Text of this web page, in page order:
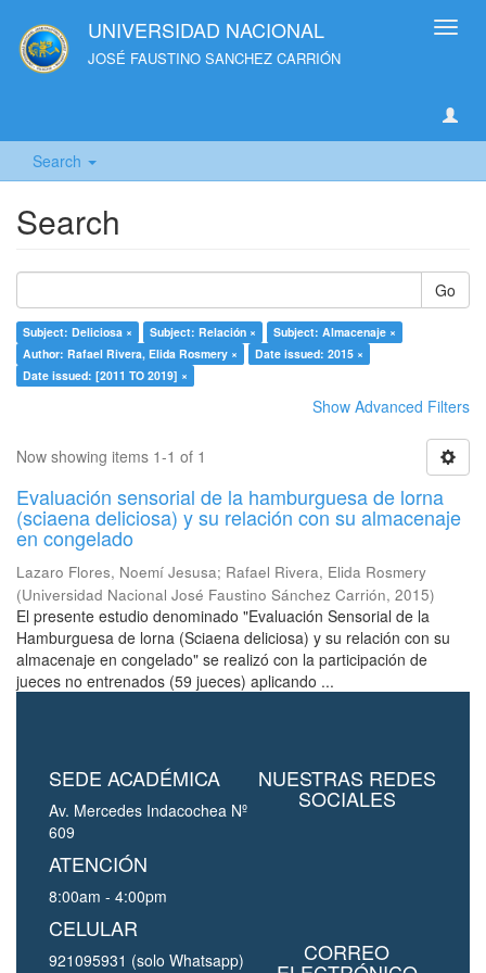
UNIVERSIDAD NACIONAL
JOSÉ FAUSTINO SANCHEZ CARRIÓN
Search
Search
Go
Subject: Deliciosa × Subject: Relación ×
Subject: Almacenaje ×
Author: Rafael Rivera, Elida Rosmery ×
Date issued: 2015 ×
Date issued: [2011 TO 2019] ×
Show Advanced Filters
Now showing items 1-1 of 1
Evaluación sensorial de la hamburguesa de lorna
(sciaena deliciosa) y su relación con su almacenaje
en congelado
Lazaro Flores, Noemí Jesusa; Rafael Rivera, Elida Rosmery
(Universidad Nacional José Faustino Sánchez Carrión, 2015)
El presente estudio denominado "Evaluación Sensorial de la
Hamburguesa de lorna (Sciaena deliciosa) y su relación con su
almacenaje en congelado" se realizó con la participación de
jueces no entrenados (59 jueces) aplicando ...
SEDE ACADÉMICA
Av. Mercedes Indacochea Nº
609
ATENCIÓN
8:00am - 4:00pm
CELULAR
921095931 (solo Whatsapp)
NUESTRAS REDES
SOCIALES
CORREO